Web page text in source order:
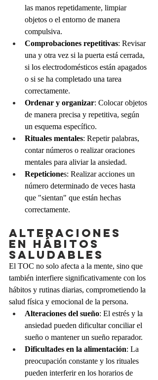
las manos repetidamente, limpiar
objetos o el entorno de manera
compulsiva.
Comprobaciones repetitivas: Revisar
una y otra vez si la puerta está cerrada,
si los electrodomésticos están apagados
o si se ha completado una tarea
correctamente.
Ordenar y organizar: Colocar objetos
de manera precisa y repetitiva, según
un esquema específico.
Rituales mentales: Repetir palabras,
contar números o realizar oraciones
mentales para aliviar la ansiedad.
Repeticiones: Realizar acciones un
número determinado de veces hasta
que "sientan" que están hechas
correctamente.
Alteraciones
en Hábitos
Saludables
El TOC no solo afecta a la mente, sino que
también interfiere significativamente con los
hábitos y rutinas diarias, comprometiendo la
salud física y emocional de la persona.
Alteraciones del sueño: El estrés y la
ansiedad pueden dificultar conciliar el
sueño o mantener un sueño reparador.
Dificultades en la alimentación: La
preocupación constante y los rituales
pueden interferir en los horarios de